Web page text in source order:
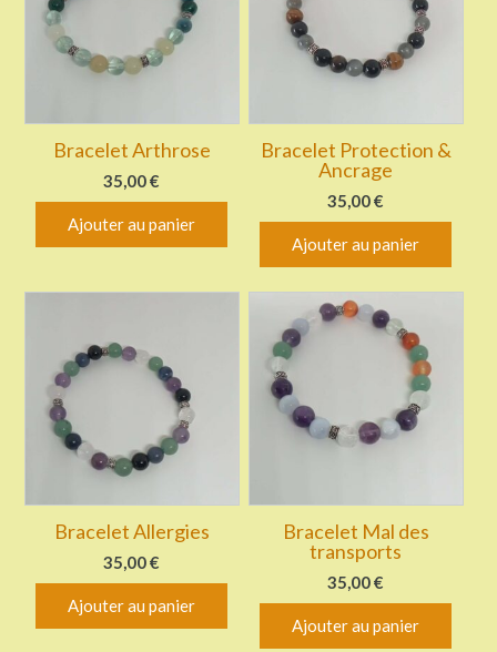
Bracelet Arthrose
35,00€
Ajouter au panier
Bracelet Protection &
Ancrage
35,00€
Ajouter au panier
Bracelet Allergies
35,00€
Ajouter au panier
Bracelet Mal des
transports
35,00€
Ajouter au panier